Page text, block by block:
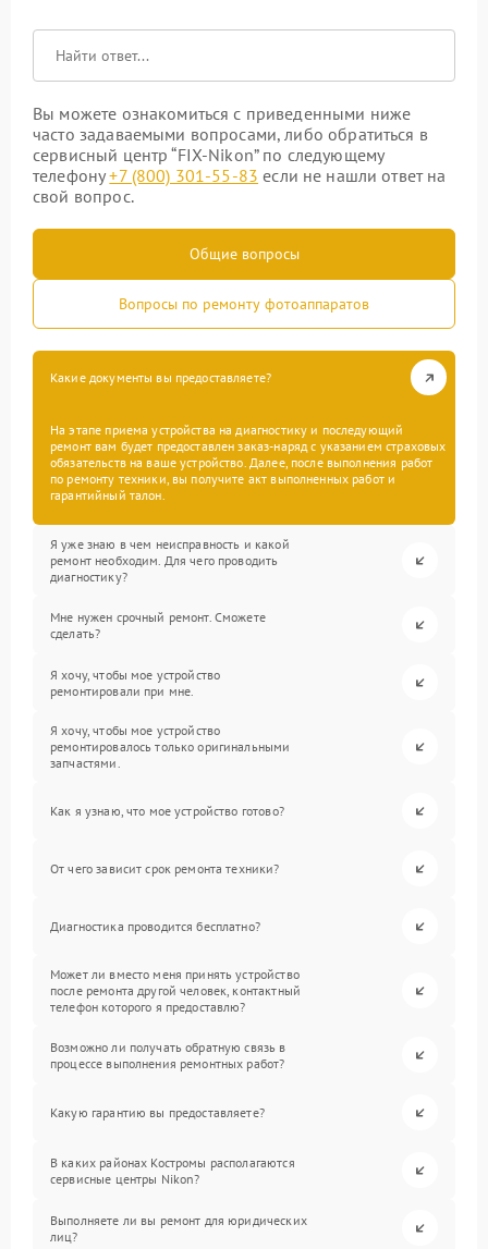
Вы можете ознакомиться с приведенными ниже
часто задаваемыми вопросами, либо обратиться в
сервисный центр “FIX-Nikon” по следующему
телефону+7 (800) 301-55-83 если не нашли ответ на
свой вопрос.
Общие вопросы
Вопросы по ремонту фотоаппаратов
Какие документы вы предоставляете?
На этапе приема устройства на диагностику и последующий
ремонт вам будет предоставлен заказ-наряд с указанием страховых
обязательств на ваше устройство. Далее, после выполнения работ
по ремонту техники, вы получите акт выполненных работ и
гарантийный талон.
Я уже знаю в чем неисправность и какой
ремонт необходим. Для чего проводить
диагностику?
Мне нужен срочный ремонт. Сможете
сделать?
Я хочу, чтобы мое устройство
ремонтировали при мне.
Я хочу, чтобы мое устройство
ремонтировалось только оригинальными
запчастями.
Как я узнаю, что мое устройство готово?
От чего зависит срок ремонта техники?
Диагностика проводится бесплатно?
Может ли вместо меня принять устройство
после ремонта другой человек, контактный
телефон которого я предоставлю?
Возможно ли получать обратную связь в
процессе выполнения ремонтных работ?
Какую гарантию вы предоставляете?
В каких районах Костромы располагаются
сервисные центры Nikon?
Выполняете ли вы ремонт для юридических
лиц?